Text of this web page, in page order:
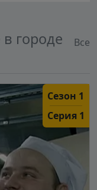
Все
городе
Сезон 1
Серия 1